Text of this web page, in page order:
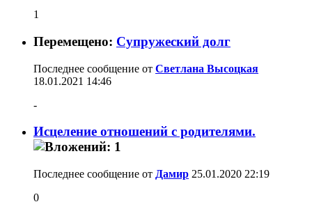
1
Перемещено: Супружеский долг
Последнее сообщение от Светлана Высоцкая
18.01.2021 14:46
-
Исцеление отношений с родителями.
Последнее сообщение от Дамир 25.01.2020 22:19
0